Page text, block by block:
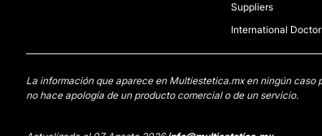
Suppliers
International
La información que aparece en Multiestetica.mx en ningún
no hace apología de un producto comercial o de un servicio.